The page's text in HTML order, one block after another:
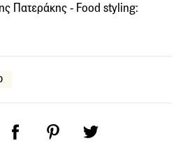
Πατεράκης - Food styling: